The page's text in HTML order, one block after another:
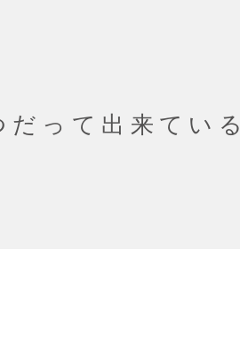
って出来ている